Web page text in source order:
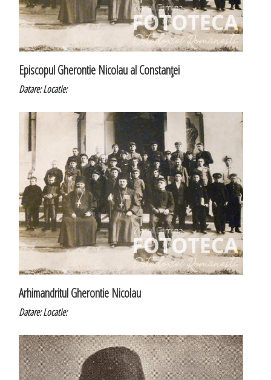
Episcopul Gherontie Nicolau al Constanţei
Datare:Locatie:
Arhimandritul Gherontie Nicolau
Datare:Locatie: